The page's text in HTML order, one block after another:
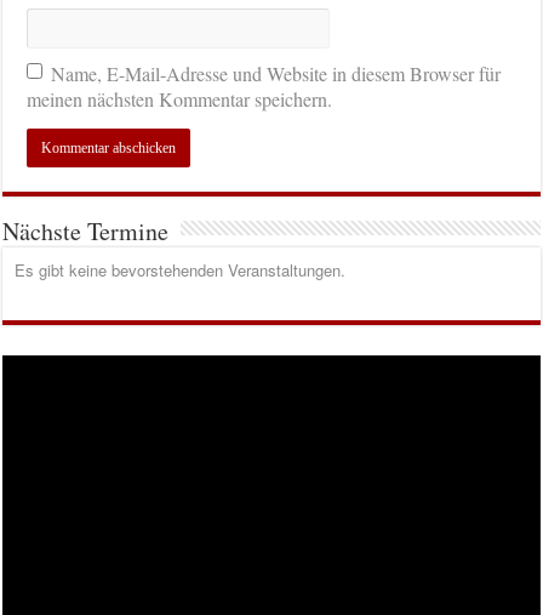
Name, E-Mail-Adresse und Website in diesem Browser für
meinen nächsten Kommentar speichern.
Nächste Termine
Es gibt keine bevorstehenden Veranstaltungen.